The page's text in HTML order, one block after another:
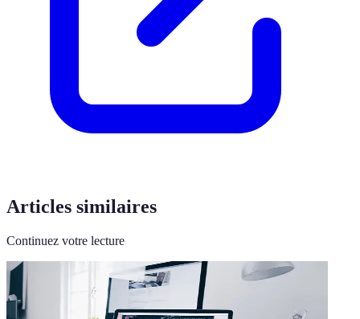
Articles similaires
Continuez votre lecture